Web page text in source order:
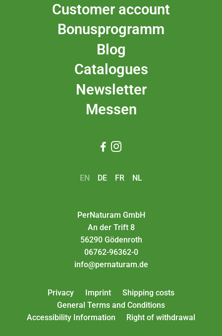
Customer account
Bonusprogramm
Blog
Catalogues
Newsletter
Messen
 
EN DE FR NL
PerNaturam GmbH
An der Trift 8
56290 Gödenroth
06762-96362-0
info@pernaturam.de
Privacy Imprint
Shipping costs
General Terms and Conditions
Accessibility Information
Right of withdrawal